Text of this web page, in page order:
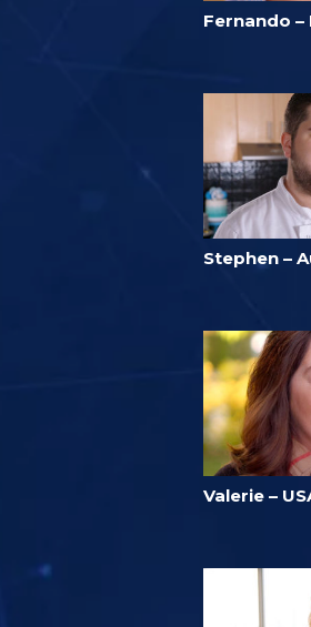
Fernando –
Stephen –
Valerie –